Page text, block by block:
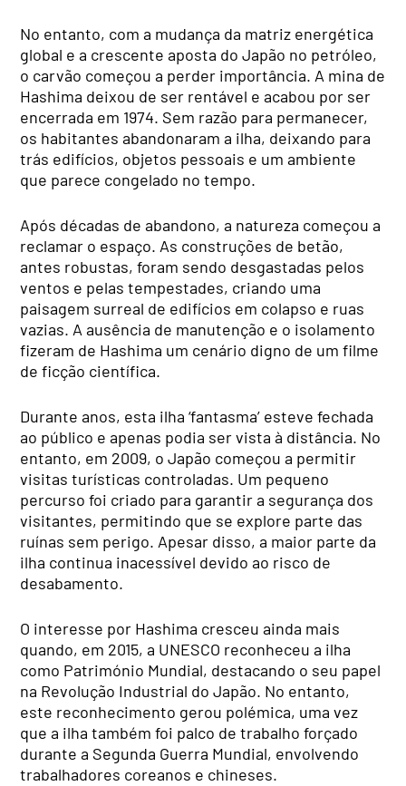
No entanto, com a mudança da matriz energética
global e a crescente aposta do Japão no petróleo,
o carvão começou a perder importância. A mina de
Hashima deixou de ser rentável e acabou por ser
encerrada em 1974. Sem razão para permanecer,
os habitantes abandonaram a ilha, deixando para
trás edifícios, objetos pessoais e um ambiente
que parece congelado no tempo.
Após décadas de abandono, a natureza começou a
reclamar o espaço. As construções de betão,
antes robustas, foram sendo desgastadas pelos
ventos e pelas tempestades, criando uma
paisagem surreal de edifícios em colapso e ruas
vazias. A ausência de manutenção e o isolamento
fizeram de Hashima um cenário digno de um filme
de ficção científica.
Durante anos, esta ilha ‘fantasma’ esteve fechada
ao público e apenas podia ser vista à distância. No
entanto, em 2009, o Japão começou a permitir
visitas turísticas controladas. Um pequeno
percurso foi criado para garantir a segurança dos
visitantes, permitindo que se explore parte das
ruínas sem perigo. Apesar disso, a maior parte da
ilha continua inacessível devido ao risco de
desabamento.
O interesse por Hashima cresceu ainda mais
quando, em 2015, a UNESCO reconheceu a ilha
como Património Mundial, destacando o seu papel
na Revolução Industrial do Japão. No entanto,
este reconhecimento gerou polémica, uma vez
que a ilha também foi palco de trabalho forçado
durante a Segunda Guerra Mundial, envolvendo
trabalhadores coreanos e chineses.